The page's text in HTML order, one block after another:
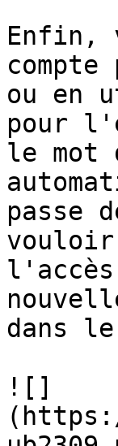
Enfin,
ou en
pour
le mot
passe
dans
![]